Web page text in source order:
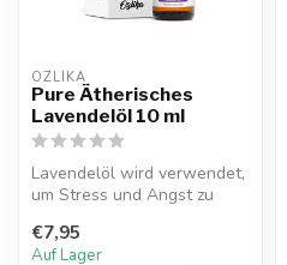
OZLIKA
Pure Ätherisches
Lavendelöl 10 ml
Lavendelöl wird verwendet,
um Stress und Angst zu
Spannungen...
€7,95
Auf Lager